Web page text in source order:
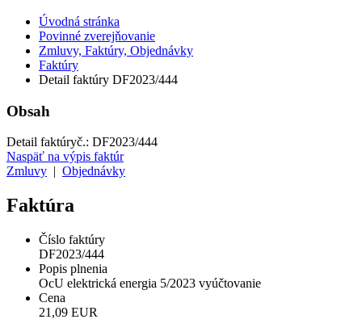
Úvodná stránka
Povinné zverejňovanie
Zmluvy, Faktúry, Objednávky
Faktúry
Detail faktúry DF2023/444
Obsah
Detail faktúryč.: DF2023/444
Naspäť na výpis faktúr
Zmluvy
Objednávky
Faktúra
Číslo faktúry
DF2023/444
Popis plnenia
OcU elektrická energia 5/2023 vyúčtovanie
Cena
21,09 EUR